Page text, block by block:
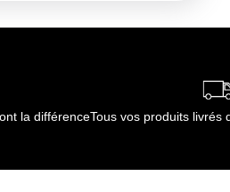
241 kj
0.01 g
la différenceTous vos produits livrés